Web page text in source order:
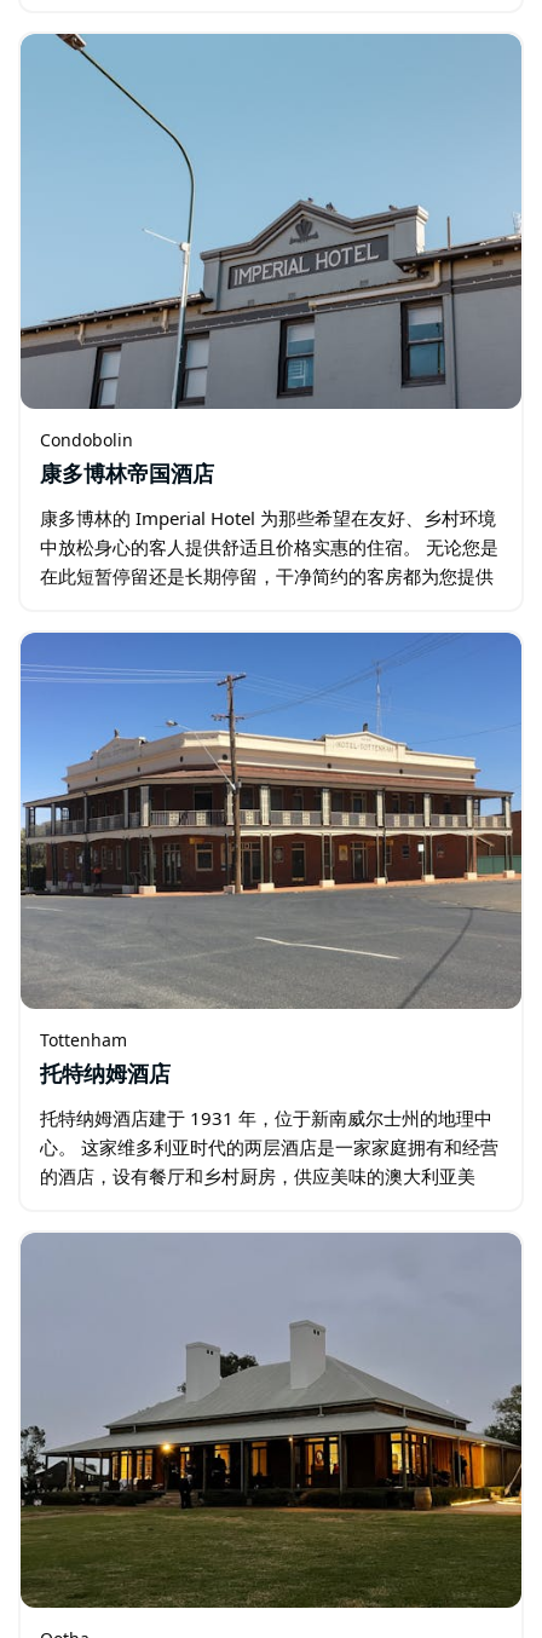
Condobolin
康多博林帝国酒店
康多博林的 Imperial Hotel 为那些希望在友好、乡村环境
中放松身心的客人提供舒适且价格实惠的住宿。 无论您是
在此短暂停留还是长期停留，干净简约的客房都为您提供
Tottenham
托特纳姆酒店
托特纳姆酒店建于 1931 年，位于新南威尔士州的地理中
心。 这家维多利亚时代的两层酒店是一家家庭拥有和经营
的酒店，设有餐厅和乡村厨房，供应美味的澳大利亚美
和草坪区（可用于举办活动…